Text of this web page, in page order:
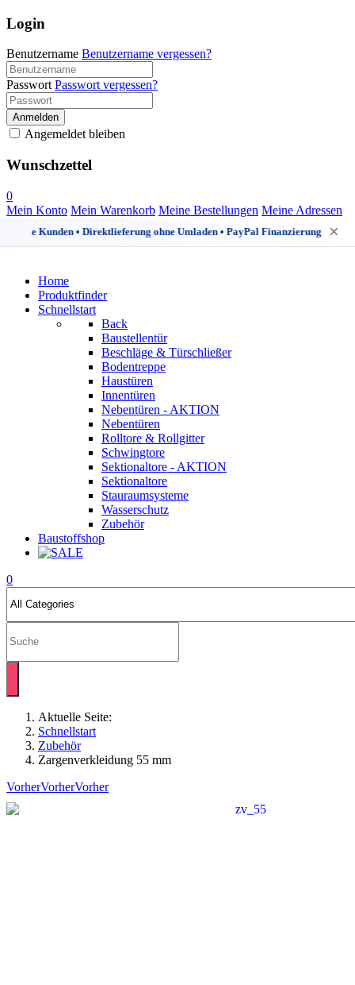
Login
Benutzername Benutzername vergessen?
Passwort Passwort vergessen?
Anmelden
Angemeldet bleiben
Wunschzettel
0
Mein Konto Mein Warenkorb Meine Bestellungen Meine Adressen
Kunden • Direktlieferung ohne Umladen • PayPal Finanzierung bis 24
×
Home
Produktfinder
Schnellstart
Back
Baustellentür
Beschläge & Türschließer
Bodentreppe
Haustüren
Innentüren
Nebentüren - AKTION
Nebentüren
Rolltore & Rollgitter
Schwingtore
Sektionaltore - AKTION
Sektionaltore
Stauraumsysteme
Wasserschutz
Zubehör
Baustoffshop
0
Aktuelle Seite:
Schnellstart
Zubehör
Zargenverkleidung 55 mm
VorherVorherVorher